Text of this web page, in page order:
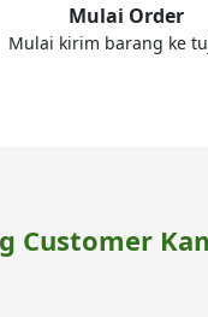
Mulai Order
Mulai kirim barang ke
Customer